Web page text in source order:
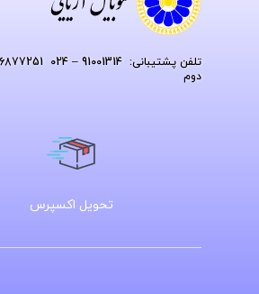
تلفن پشتیبانی: 91001314 – 024 09106877251
دوم
تحویل اکسپرس